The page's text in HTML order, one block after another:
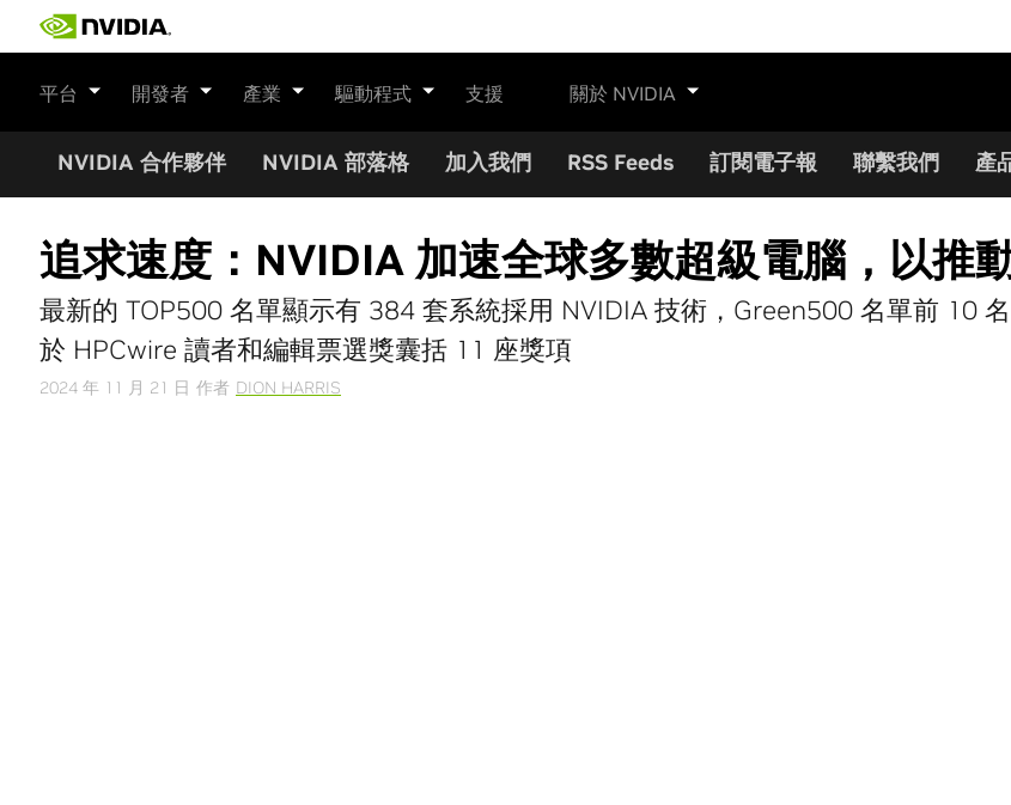
平台 開發者 產業 驅動程式 支援 關於 NVIDIA
NVIDIA 合作夥伴 NVIDIA 部落格 加入我們 RSS Feeds 訂閱電子報 聯繫我們 產
追求速度：NVIDIA 加速全球多數超級電腦，以推
最新的 TOP500 名單顯示有 384 套系統採用 NVIDIA 技術，Green500 名單前 10
於 HPCwire 讀者和編輯票選獎囊括 11 座獎項
2024 年 11 月 21 日 作者 DION HARRIS